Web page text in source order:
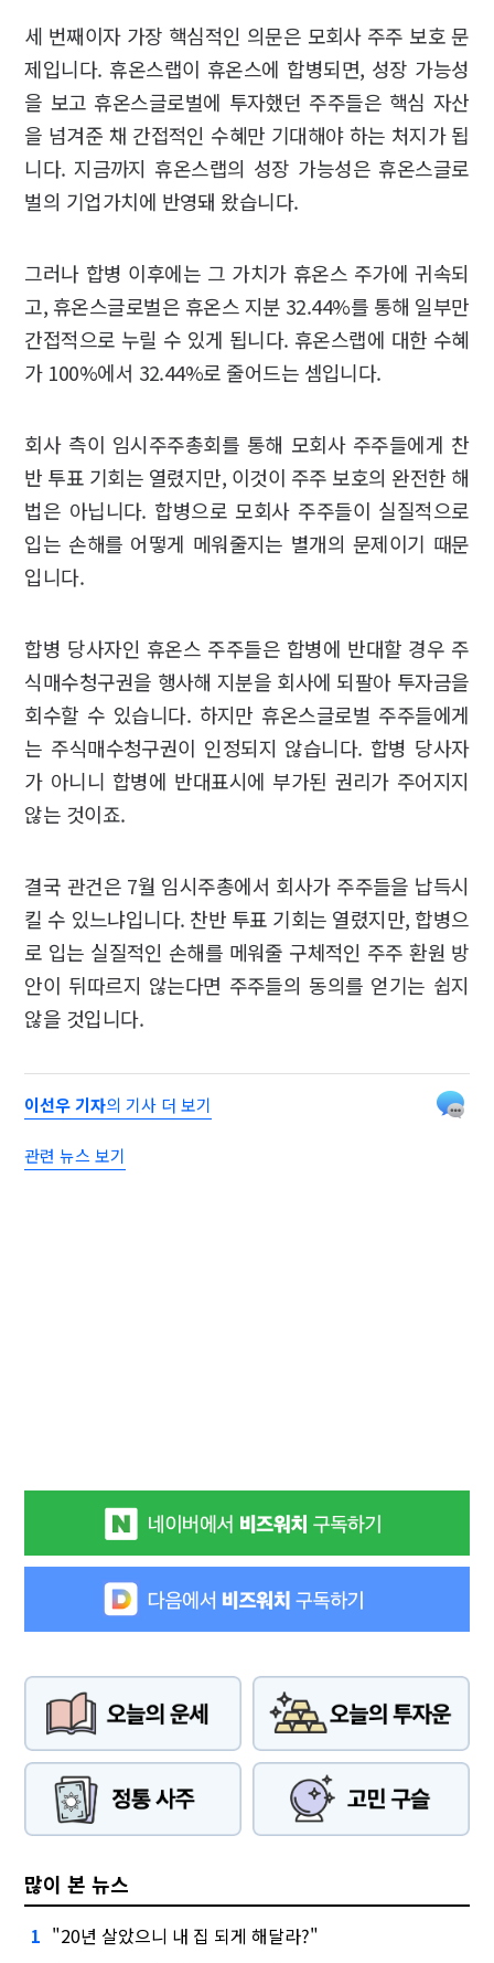
세 번째이자 가장 핵심적인 의문은 모회사 주주 보호 문
제입니다. 휴온스랩이 휴온스에 합병되면, 성장 가능성
을 보고 휴온스글로벌에 투자했던 주주들은 핵심 자산
을 넘겨준 채 간접적인 수혜만 기대해야 하는 처지가 됩
니다. 지금까지 휴온스랩의 성장 가능성은 휴온스글로
벌의 기업가치에 반영돼 왔습니다.
그러나 합병 이후에는 그 가치가 휴온스 주가에 귀속되
고, 휴온스글로벌은 휴온스 지분 32.44%를 통해 일부만
간접적으로 누릴 수 있게 됩니다. 휴온스랩에 대한 수혜
가 100%에서 32.44%로 줄어드는 셈입니다.
회사 측이 임시주주총회를 통해 모회사 주주들에게 찬
반 투표 기회는 열렸지만, 이것이 주주 보호의 완전한 해
법은 아닙니다. 합병으로 모회사 주주들이 실질적으로
입는 손해를 어떻게 메워줄지는 별개의 문제이기 때문
입니다.
합병 당사자인 휴온스 주주들은 합병에 반대할 경우 주
식매수청구권을 행사해 지분을 회사에 되팔아 투자금을
회수할 수 있습니다. 하지만 휴온스글로벌 주주들에게
는 주식매수청구권이 인정되지 않습니다. 합병 당사자
가 아니니 합병에 반대표시에 부가된 권리가 주어지지
않는 것이죠.
결국 관건은 7월 임시주총에서 회사가 주주들을 납득시
킬 수 있느냐입니다. 찬반 투표 기회는 열렸지만, 합병으
로 입는 실질적인 손해를 메워줄 구체적인 주주 환원 방
안이 뒤따르지 않는다면 주주들의 동의를 얻기는 쉽지
않을 것입니다.
이선우 기자의 기사 더 보기
관련 뉴스 보기
많이 본 뉴스
1 "20년 살았으니 내 집 되게 해달라?"